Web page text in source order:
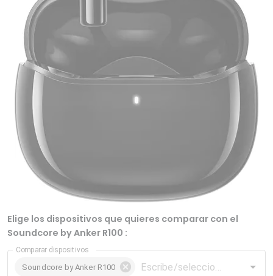
Elige los dispositivos que quieres comparar con el
Soundcore by Anker R100 :
Comparar dispositivos
Soundcore by Anker R100